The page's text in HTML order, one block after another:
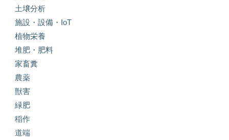
土壌分析
施設・設備・IoT
植物栄養
堆肥・肥料
家畜糞
農薬
獣害
緑肥
稲作
道端